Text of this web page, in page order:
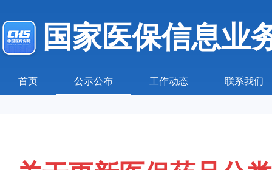
国家医保信息业
首页 公示公布 工作动态 联系我们